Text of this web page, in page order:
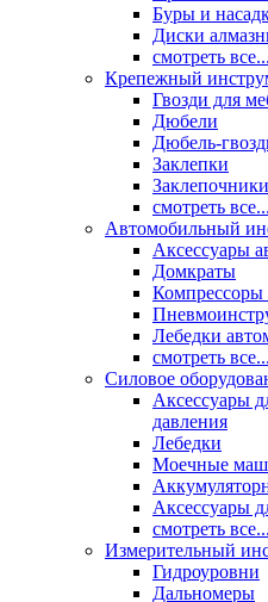
Буры и
Диски
смотреть все...
Крепежный
Гвозди для
Дюбели
Дюбель-
Заклепки
Заклепочники
смотреть все...
Автомобильный
Аксессуары
Домкраты
Компрессоры
Лебедки
смотреть все...
Силовое
Аксессуары
давления
Лебедки
Моечные
Аксессуары
смотреть все...
Измерительный
Гидроуровни
Дальномеры